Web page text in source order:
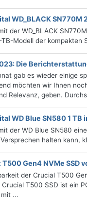
WD_BLACK SN770M
der WD_BLACK
Modell der kompakten
Die
gab es wieder einige
möchten wir Ihnen
Relevanz, geben.
WD Blue SN580 1 TB
der WD Blue SN580
halten kann,
Gen4 NVMe SSD
der Crucial T500
T500 SSD ist ein
...